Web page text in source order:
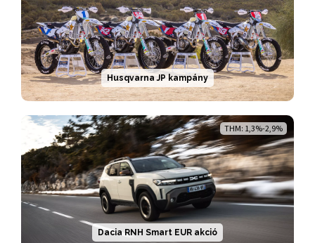
Husqvarna JP kampány
THM: 1,3%-2,9%
Dacia RNH Smart EUR akció